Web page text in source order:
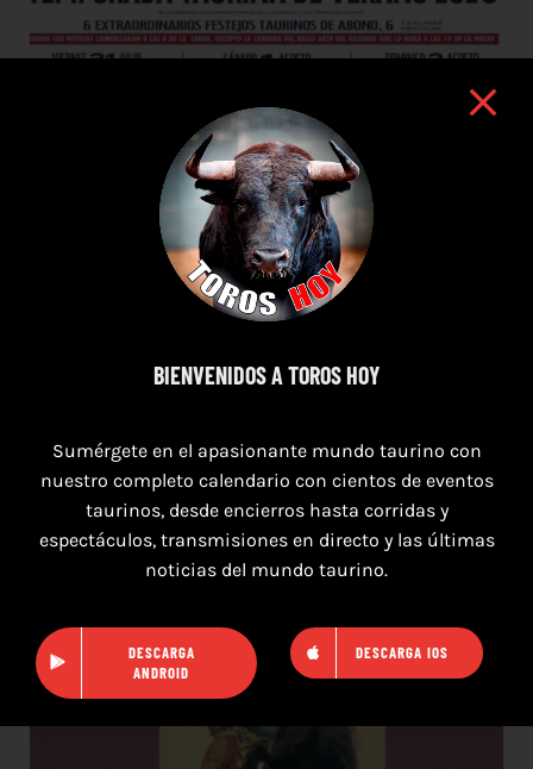
TOROS PUERTO DE SANTA MARÍA DEL 7 AL 9
DE AGOSTO 2026
BIENVENIDOS A TOROS HOY
Sumérgete en el apasionante mundo taurino con
nuestro completo calendario con cientos de eventos
taurinos, desde encierros hasta corridas y
espectáculos, transmisiones en directo y las últimas
noticias del mundo taurino.
DESCARGA
ANDROID
DESCARGA IOS